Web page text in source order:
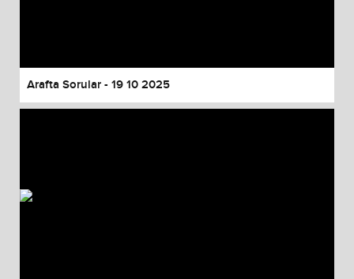
Arafta Sorular - 19 10 2025